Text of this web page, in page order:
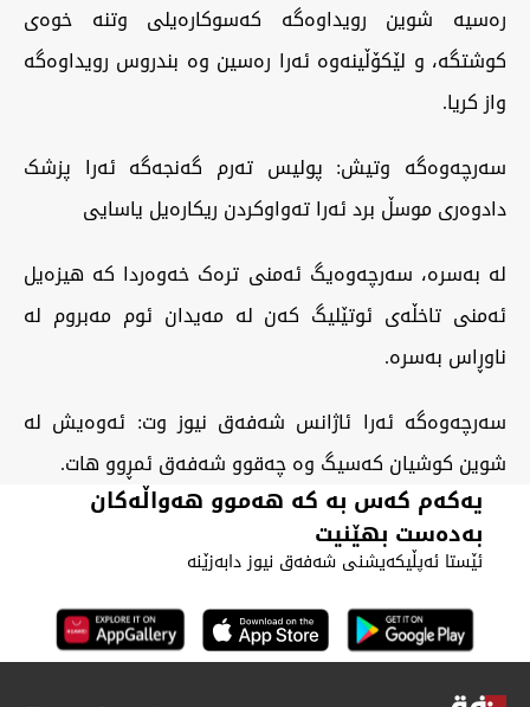
رەسیە شوین رویداوەگە کەسوکارەیلی وتنە خوەی
کوشتگە، و لێکۆڵینەوە ئەرا رەسین وە بندروس رویداوەگە
واز کریا.
سەرچەوەگە وتیش: پولیس تەرم گەنجەگە ئەرا پزشک
دادوەری موسڵ برد ئەرا تەواوکردن ریکارەیل یاسایی
لە بەسرە، سەرچەوەیگ ئەمنی ترەک خەوەردا کە هیزەیل
ئەمنی تاخڵەی ئوتێلیگ کەن لە مەیدان ئوم مەبروم لە
ناوڕاس بەسرە.
سەرچەوەگە ئەرا ئاژانس شەفەق نیوز وت: ئەوەیش لە
شوین کوشیان کەسیگ وە چەقوو شەفەق ئمڕوو هات.
یەکەم کەس بە کە هەموو هەواڵەکان
بەدەست بهێنیت
ئێستا ئەپڵیکەیشنی شەفەق نیوز دابەزێنە